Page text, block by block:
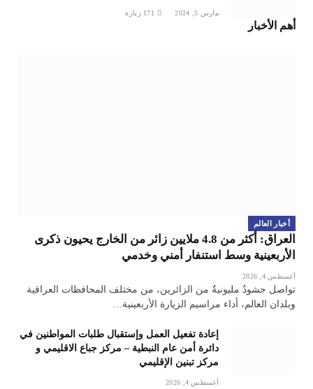
مارس 5, 2024 171 زيارة
أهم الأخبار
أخبار العالم
العراق: أكثر من 4.8 ملايين زائر من الخارج يحيون ذكرى
الأربعينية وسط استنفار أمني وخدمي
أغسطس 4, 2026
تواصل حشودٌ مليونيةٌ من الزائرين، من مختلف المحافظات العراقية
وبلدان العالم، أداء مراسيم الزيارة الأربعينية…
إعادة تفعيل العمل وإستقبال طلبات المواطنين في
دائرة أمن عام النبطية – مركز جباع الاقليمي و
مركز تبنين الإقليمي
أغسطس 4, 2026